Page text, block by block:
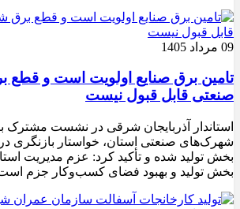
09 مرداد 1405
تامین برق صنایع اولویت است و
صنعتی قابل قبول نیست
استاندار آذربایجان شرقی در نشست
شهرک‌های صنعتی استان، خواستار بازنگری در
بخش تولید شده و تأکید کرد: عزم مدیریت
بخش تولید و بهبود فضای کسب‌وکار جزم